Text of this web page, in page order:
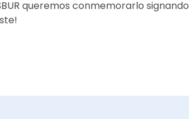
queremos conmemorarlo signando